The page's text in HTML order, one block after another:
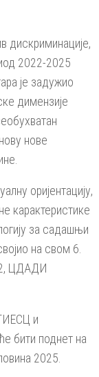
дискриминације,
2022-2025
је задужио
димензије
нове
оријентацију,
карактеристике
за садашњи
на свом 6.
ЦДАДИ
и
бити поднет на
2025.